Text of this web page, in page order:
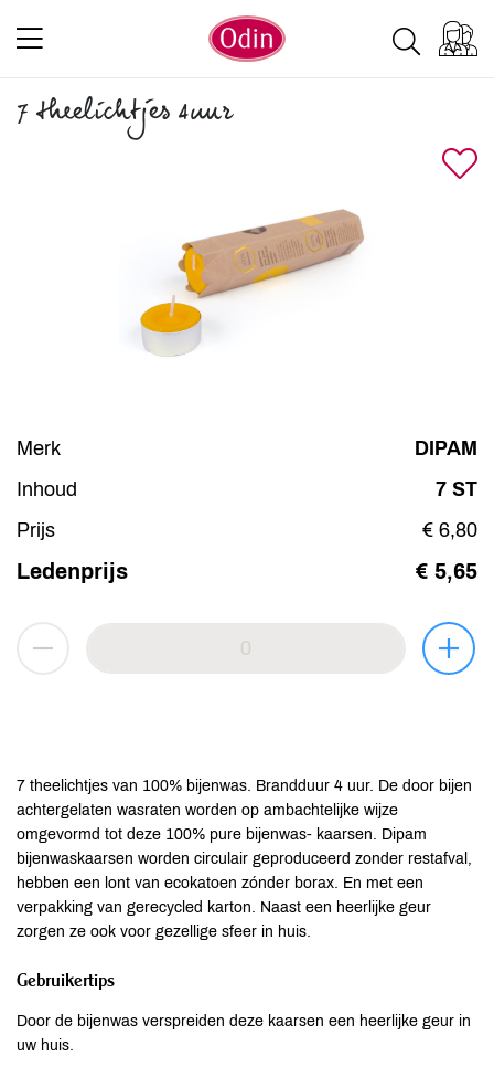
7 theelichtjes 4uur
Merk
DIPAM
Inhoud
7 ST
Prijs
€ 6,80
Ledenprijs € 5,65
7 theelichtjes van 100% bijenwas. Brandduur 4 uur. De door bijen
achtergelaten wasraten worden op ambachtelijke wijze
omgevormd tot deze 100% pure bijenwas- kaarsen. Dipam
bijenwaskaarsen worden circulair geproduceerd zonder restafval,
hebben een lont van ecokatoen zónder borax. En met een
verpakking van gerecycled karton. Naast een heerlijke geur
zorgen ze ook voor gezellige sfeer in huis.
Gebruikertips
Door de bijenwas verspreiden deze kaarsen een heerlijke geur in
uw huis.